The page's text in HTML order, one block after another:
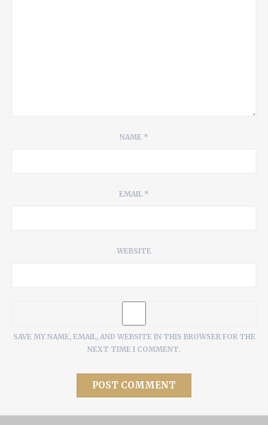
NAME *
EMAIL *
WEBSITE
SAVE MY NAME, EMAIL, AND WEBSITE IN THIS BROWSER FOR THE
NEXT TIME I COMMENT.